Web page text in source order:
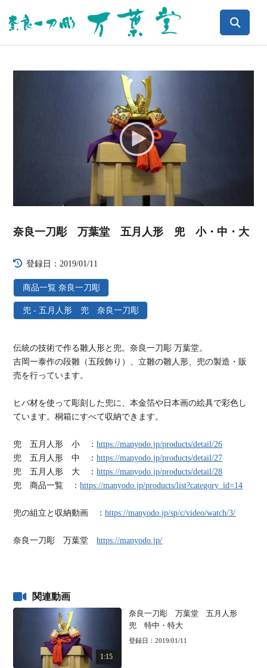
Player
奈良一刀彫 万葉堂 五月人形 兜 小・中・大
登録日：2019/01/11
商品一覧 奈良一刀彫
兜 - 五月人形 兜 奈良一刀彫
伝統の技術で作る雛人形と兜。奈良一刀彫 万葉堂。
吉岡一泰作の段雛（五段飾り）、立雛の雛人形、兜の製造・販
売を行っています。
ヒバ材を使って彫刻した兜に、本金箔や日本画の絵具で彩色し
ています。桐箱にすべて収納できます。
兜 五月人形 小 ：https://manyodo.jp/products/detail/26
兜 五月人形 中 ：https://manyodo.jp/products/detail/27
兜 五月人形 大 ：https://manyodo.jp/products/detail/28
兜 商品一覧 ：https://manyodo.jp/products/list?category_id=14
兜の組立と収納動画 ：https://manyodo.jp/sp/c/video/watch/3/
奈良一刀彫 万葉堂https://manyodo.jp/
関連動画
1:15
奈良一刀彫 万葉堂 五月人形
兜 特中・特大
登録日：2019/01/11